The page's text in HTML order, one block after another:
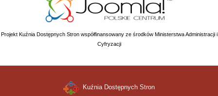
Projekt Kuźnia Dostępnych Stron współfinansowany ze środków Ministerstwa Administracji i
Cyfryzacji
Kuźnia Dostępnych Stron